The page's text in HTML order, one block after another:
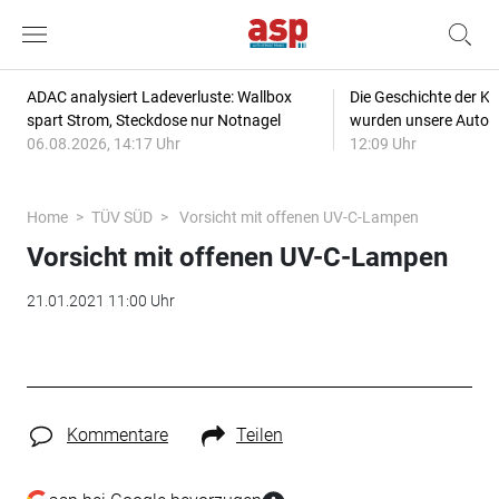
ADAC analysiert Ladeverluste: Wallbox
spart Strom, Steckdose nur Notnagel
06.08.2026, 14:17 Uhr
Die Geschichte der
wurden unsere
12:09 Uhr
Home TÜV SÜD Vorsicht mit offenen UV-C-Lampen
Vorsicht mit offenen UV-C-Lampen
21.01.2021 11:00 Uhr
Kommentare Teilen